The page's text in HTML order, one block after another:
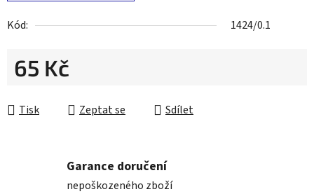
Kód: 1424/0.1
65 Kč
Tisk
Zeptat se Sdílet
Garance doručení
nepoškozeného zboží